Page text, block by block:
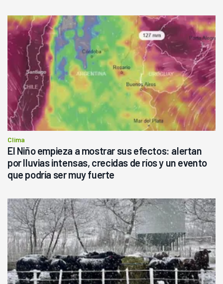
Clima
El Niño empieza a mostrar sus efectos: alertan
por lluvias intensas, crecidas de ríos y un evento
que podría ser muy fuerte